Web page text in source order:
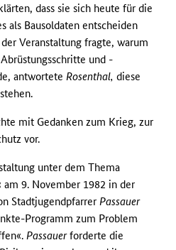
dass sie sich heute für die
als Bausoldaten entscheiden
Veranstaltung fragte, warum
und -
antworteteRosenthal, diese
mit Gedanken zum Krieg, zur
vor.
unter dem Thema
am 9. November 1982 in der
StadtjugendpfarrerPassauer
Programm zum Problem
Passauerforderte die